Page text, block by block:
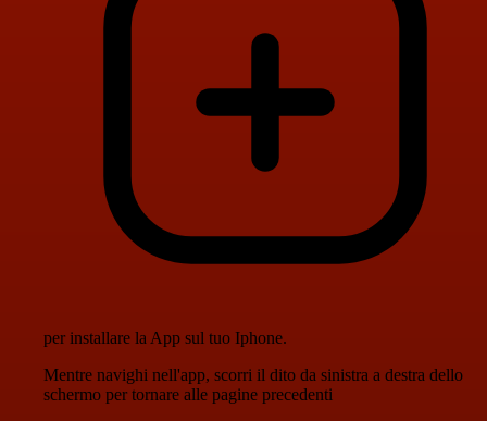
per installare la App sul tuo Iphone.
Mentre navighi nell'app, scorri il dito da sinistra a destra dello
schermo per tornare alle pagine precedenti